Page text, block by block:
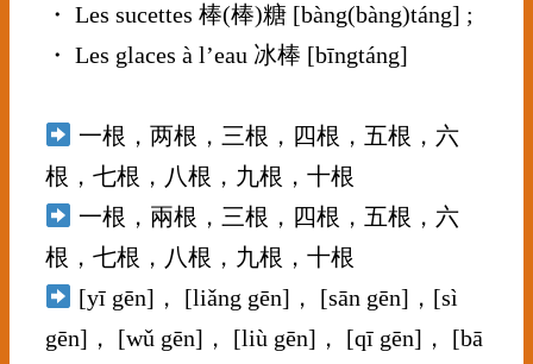
・ Les sucettes 棒(棒)糖 [bàng(bàng)táng] ;
・ Les glaces à l’eau 冰棒 [bīngtáng]
一根，两根，三根，四根，五根，六
根，七根，八根，九根，十根
一根，兩根，三根，四根，五根，六
根，七根，八根，九根，十根
[yī gēn]， [liǎng gēn]， [sān gēn]，[sì
gēn]， [wǔ gēn]， [liù gēn]， [qī gēn]， [bā